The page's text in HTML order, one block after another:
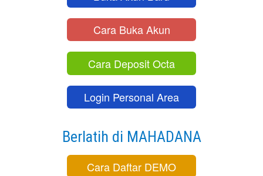
Cara Buka Akun
Cara Deposit Octa
Login Personal Area
Berlatih di MAHADANA
Cara Daftar DEMO